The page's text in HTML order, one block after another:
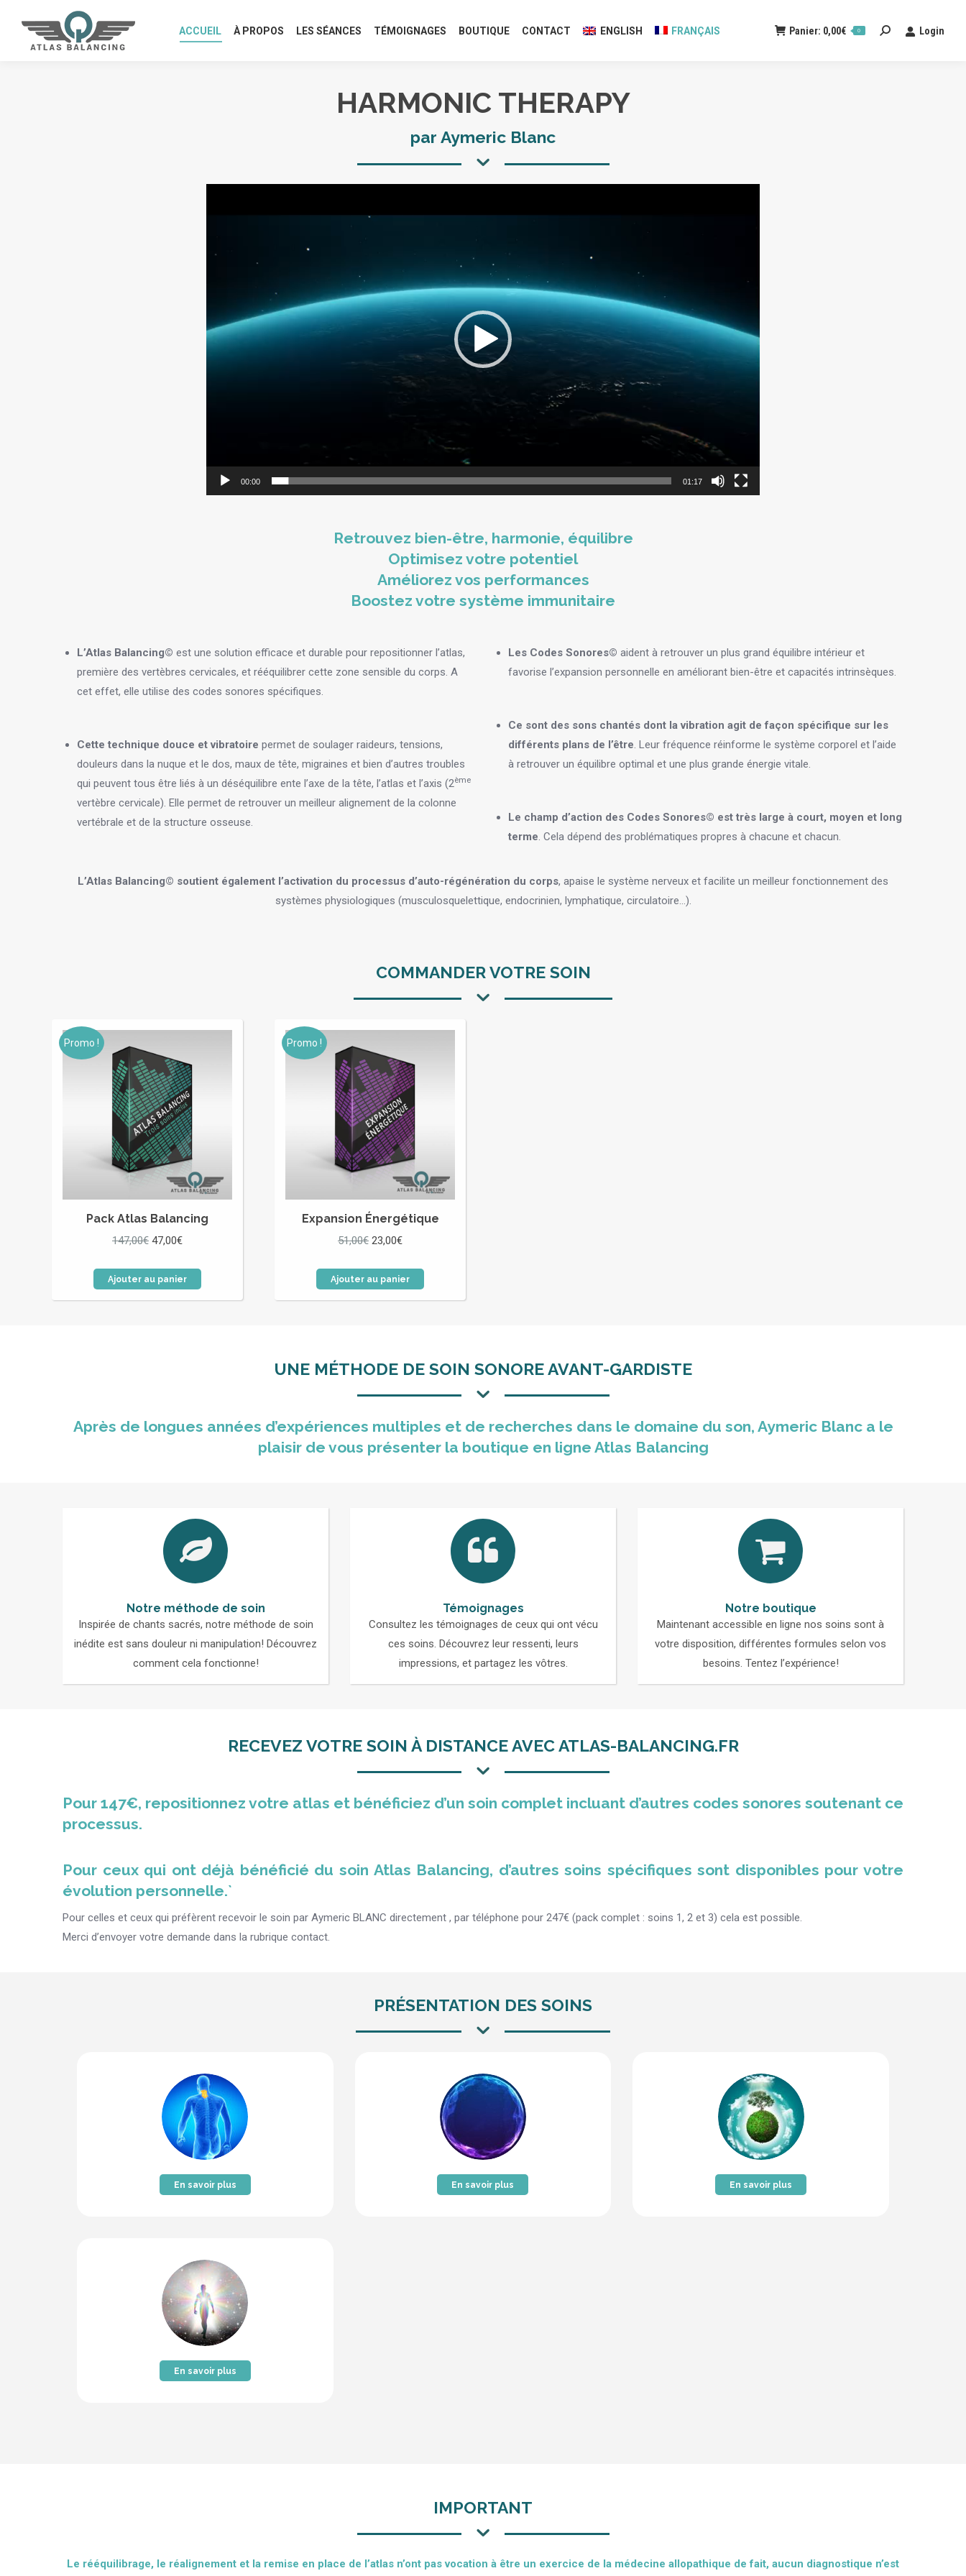
ACCUEIL À PROPOS LES SÉANCES TÉMOIGNAGES BOUTIQUE CONTACT ENGLISH FRANÇAIS Panier: 0,00€ 0 Search: Login
HARMONIC THERAPY
par Aymeric Blanc
00:00 01:17
Retrouvez bien-être, harmonie, équilibre
Optimisez votre potentiel
Améliorez vos performances
Boostez votre système immunitaire
L’Atlas Balancing© est une solution efficace et durable pour repositionner l’atlas,
première des vertèbres cervicales, et rééquilibrer cette zone sensible du corps. A
cet effet, elle utilise des codes sonores spécifiques.
Cette technique douce et vibratoire permet de soulager raideurs, tensions,
douleurs dans la nuque et le dos, maux de tête, migraines et bien d’autres troubles
qui peuvent tous être liés à un déséquilibre ente l’axe de la tête, l’atlas et l’axis (2ème
vertèbre cervicale). Elle permet de retrouver un meilleur alignement de la colonne
vertébrale et de la structure osseuse.
Les Codes Sonores© aident à retrouver un plus grand équilibre intérieur et
favorise l’expansion personnelle en améliorant bien-être et capacités intrinsèques.
Ce sont des sons chantés dont la vibration agit de façon spécifique sur les
différents plans de l’être. Leur fréquence réinforme le système corporel et l’aide
à retrouver un équilibre optimal et une plus grande énergie vitale.
Le champ d’action des Codes Sonores© est très large à court, moyen et long
terme. Cela dépend des problématiques propres à chacune et chacun.
L’Atlas Balancing© soutient également l’activation du processus d’auto-régénération du corps, apaise le système nerveux et facilite un meilleur fonctionnement des
systèmes physiologiques (musculosquelettique, endocrinien, lymphatique, circulatoire…).
COMMANDER VOTRE SOIN
Promo !
Pack Atlas Balancing
147,00€ Le
initial
était :
47,00€Le
actuel
est :
Ajouter au panier
Promo !
Expansion Énergétique
51,00€ Le
initial
était :
23,00€Le
actuel
est :
Ajouter au panier
UNE MÉTHODE DE SOIN SONORE AVANT-GARDISTE
Après de longues années d’expériences multiples et de recherches dans le domaine du son, Aymeric Blanc a le
plaisir de vous présenter la boutique en ligne Atlas Balancing
Notre méthode de soin
Inspirée de chants sacrés, notre méthode de soin
inédite est sans douleur ni manipulation! Découvrez
comment cela fonctionne!
Témoignages
Consultez les témoignages de ceux qui ont vécu
ces soins. Découvrez leur ressenti, leurs
impressions, et partagez les vôtres.
Notre boutique
Maintenant accessible en ligne nos soins sont à
votre disposition, différentes formules selon vos
besoins. Tentez l’expérience!
RECEVEZ VOTRE SOIN À DISTANCE AVEC ATLAS-BALANCING.FR
Pour 147€, repositionnez votre atlas et bénéficiez d’un soin complet incluant d’autres codes sonores soutenant ce
processus.
Pour ceux qui ont déjà bénéficié du soin Atlas Balancing, d’autres soins spécifiques sont disponibles pour votre
évolution personnelle.`
Pour celles et ceux qui préfèrent recevoir le soin par Aymeric BLANC directement , par téléphone pour 247€ (pack complet : soins 1, 2 et 3) cela est possible.
Merci d’envoyer votre demande dans la rubrique contact.
PRÉSENTATION DES SOINS
En savoir plus En savoir plus En savoir plus
En savoir plus
IMPORTANT
Le rééquilibrage, le réalignement et la remise en place de l’atlas n’ont pas vocation à être un exercice de la médecine allopathique de fait, aucun diagnostique n’est